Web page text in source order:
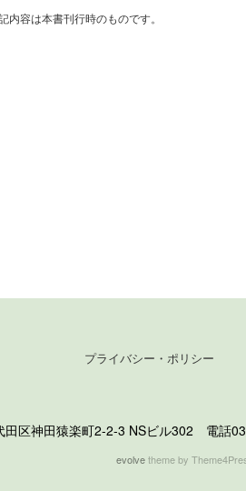
内容は本書刊行時のものです。
プライバシー・ポリシー
区神田猿楽町2-2-3 NSビル302 電話
evolvetheme by